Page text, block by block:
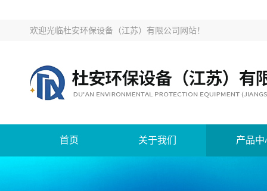
欢迎光临杜安环保设备（江苏）有限公司网站！
首页 关于我们 产品中